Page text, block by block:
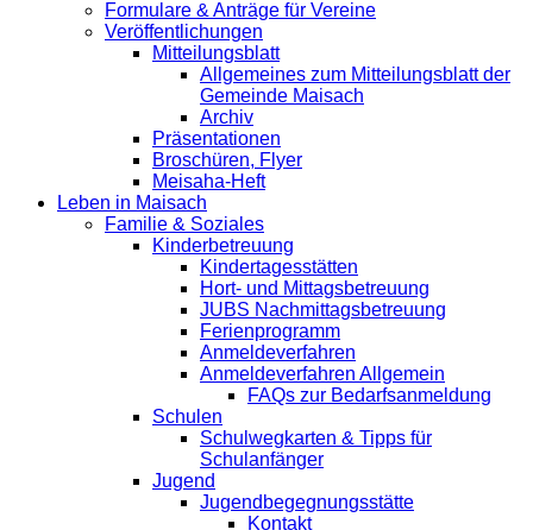
Formulare & Anträge für Vereine
Veröffentlichungen
Mitteilungsblatt
Allgemeines zum Mitteilungsblatt der
Gemeinde Maisach
Archiv
Präsentationen
Broschüren, Flyer
Meisaha-Heft
Leben in Maisach
Familie & Soziales
Kinderbetreuung
Kindertagesstätten
Hort- und Mittagsbetreuung
JUBS Nachmittagsbetreuung
Ferienprogramm
Anmeldeverfahren
Anmeldeverfahren Allgemein
FAQs zur Bedarfsanmeldung
Schulen
Schulwegkarten & Tipps für
Schulanfänger
Jugend
Jugendbegegnungsstätte
Kontakt